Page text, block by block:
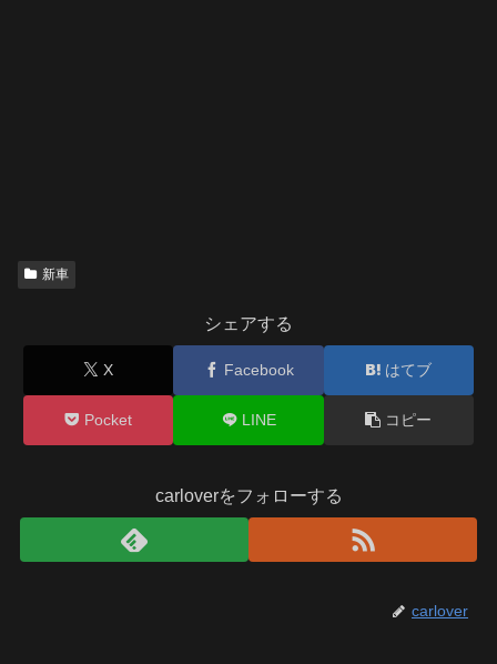
新車
シェアする
X Facebook はてブ
Pocket LINE コピー
carloverをフォローする
carlover